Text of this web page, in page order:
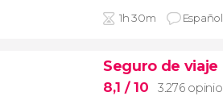
1h 30m Español
Seguro de
8,1 / 10 3.276